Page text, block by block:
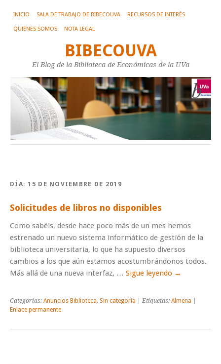
INICIO SALA DE TRABAJO DE BIBECOUVA RECURSOS DE INTERÉS
QUIÉNES SOMOS NOTA LEGAL
BIBECOUVA
El Blog de la Biblioteca de Económicas de la UVa
DÍA:15 DE NOVIEMBRE DE 2019
Solicitudes de libros no disponibles
Como sabéis, desde hace poco más de un mes hemos
estrenado un nuevo sistema informático de gestión de la
biblioteca universitaria, lo que ha supuesto diversos
cambios a los que aún estamos acostumbrándonos todos.
Más allá de una nueva interfaz, … Sigue leyendo →
Categorías: Anuncios Biblioteca, Sin categoría | Etiquetas: Almena
Enlace permanente